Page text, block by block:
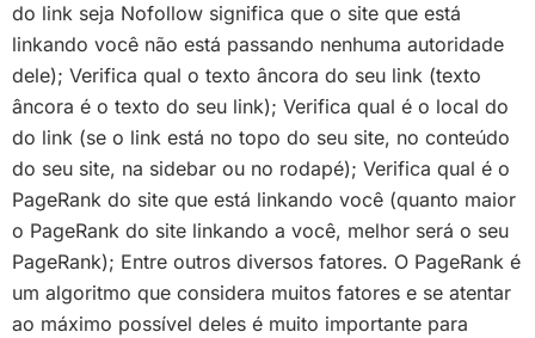
do link seja Nofollow significa que o site que está
linkando você não está passando nenhuma autoridade
dele); Verifica qual o texto âncora do seu link (texto
âncora é o texto do seu link); Verifica qual é o local do
do link (se o link está no topo do seu site, no conteúdo
do seu site, na sidebar ou no rodapé); Verifica qual é o
PageRank do site que está linkando você (quanto maior
o PageRank do site linkando a você, melhor será o seu
PageRank); Entre outros diversos fatores. O PageRank é
um algoritmo que considera muitos fatores e se atentar
ao máximo possível deles é muito importante para